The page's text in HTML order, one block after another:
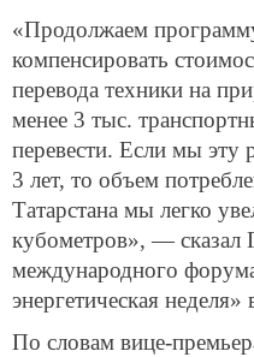
«Продолжаем
компенсировать
перевода техники на
менее 3 тыс.
перевести. Если мы эту
3 лет, то объем
Татарстана мы легко
кубометров», — сказал
международного
энергетическая
По словам вице-